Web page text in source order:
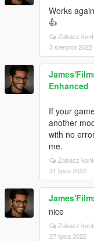
Works again
👍
Zobacz
3 sierpnia 2022
Enhanced
If your
another
with no
me.
Zobacz
31 lipca 2022
nice
Zobacz
27 lipca 2022